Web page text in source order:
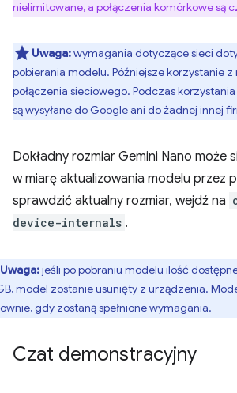
nielimitowane, a połączenia komórkowe są
Uwaga:wymagania dotyczące sieci
pobierania modelu. Późniejsze korzystanie
połączenia sieciowego. Podczas
są wysyłane do Google ani do żadnej innej
Dokładny rozmiar Gemini Nano może
w miarę aktualizowania modelu przez
sprawdzić aktualny rozmiar, wejdź na
device-internals .
Uwaga:jeśli po pobraniu modelu ilość
model zostanie usunięty z urządzenia.
gdy zostaną spełnione wymagania.
Czat demonstracyjny